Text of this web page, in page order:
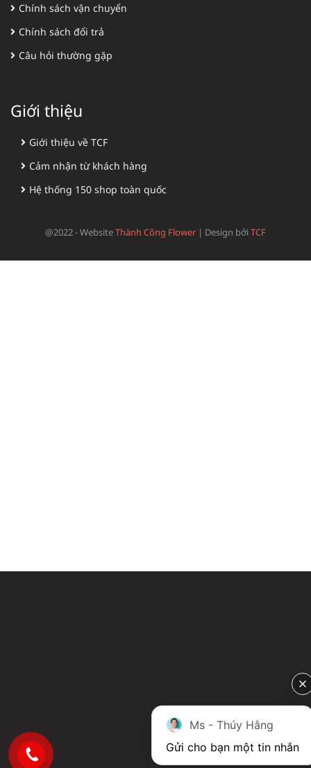
Chính sách vận chuyển
Chính sách đổi trả
Câu hỏi thường gặp
Giới thiệu
Giới thiệu về TCF
Cảm nhận từ khách hàng
Hệ thống 150 shop toàn quốc
@2022 - WebsiteThành Công Flower | Design bởiTCF
Ms - Thúy Hằng
Gửi cho bạn một tin nhắn